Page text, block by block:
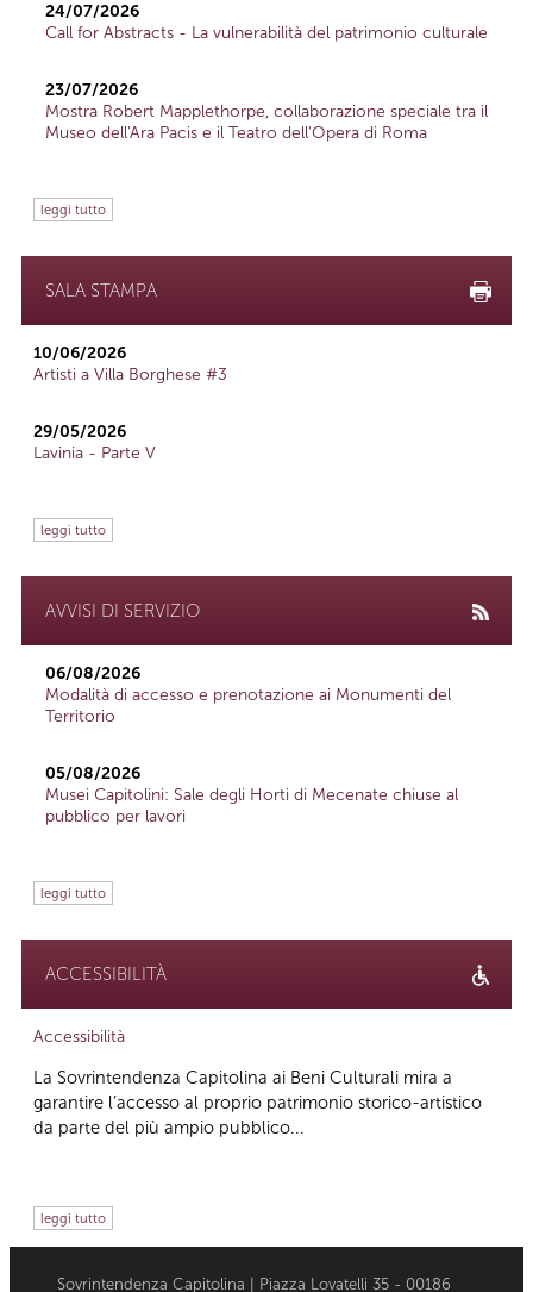
24/07/2026
Call for Abstracts - La vulnerabilità del patrimonio culturale
23/07/2026
Mostra Robert Mapplethorpe, collaborazione speciale tra il
Museo dell'Ara Pacis e il Teatro dell'Opera di Roma
leggi tutto
SALA STAMPA
10/06/2026
Artisti a Villa Borghese #3
29/05/2026
Lavinia - Parte V
leggi tutto
AVVISI DI SERVIZIO
06/08/2026
Modalità di accesso e prenotazione ai Monumenti del
Territorio
05/08/2026
Musei Capitolini: Sale degli Horti di Mecenate chiuse al
pubblico per lavori
leggi tutto
ACCESSIBILITÀ
Accessibilità
La Sovrintendenza Capitolina ai Beni Culturali mira a
garantire l’accesso al proprio patrimonio storico-artistico
da parte del più ampio pubblico...
leggi tutto
Sovrintendenza Capitolina | Piazza Lovatelli 35 - 00186